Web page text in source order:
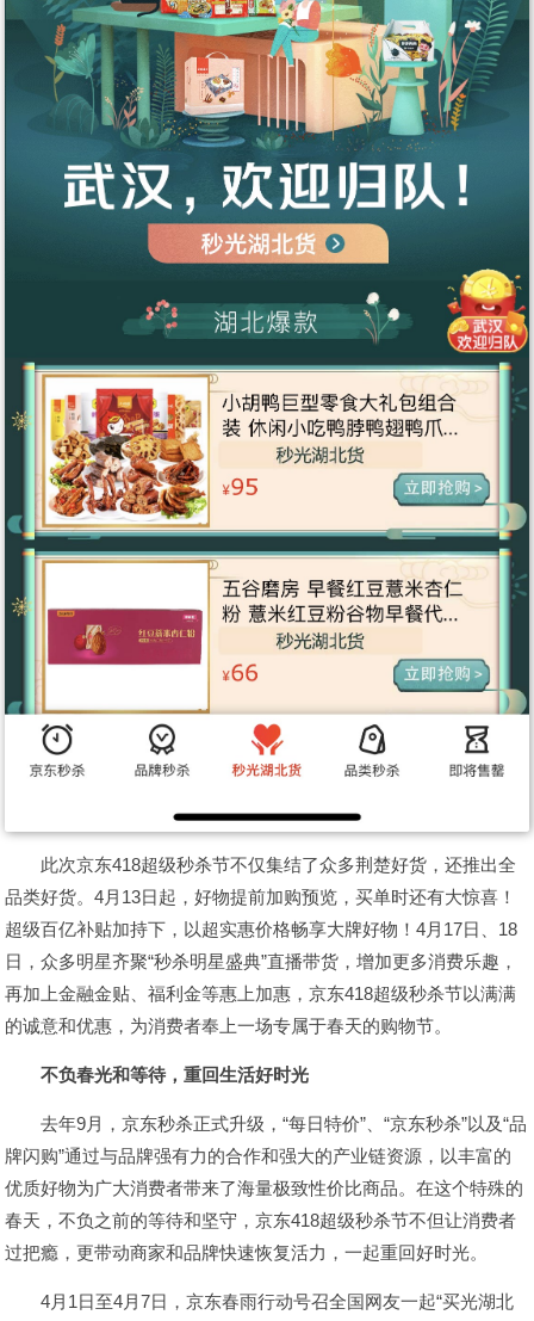
此次京东418超级秒杀节不仅集结了众多荆楚好货，还推出全
品类好货。4月13日起，好物提前加购预览，买单时还有大惊喜！
超级百亿补贴加持下，以超实惠价格畅享大牌好物！4月17日、18
日，众多明星齐聚“秒杀明星盛典”直播带货，增加更多消费乐趣，
再加上金融金贴、福利金等惠上加惠，京东418超级秒杀节以满满
的诚意和优惠，为消费者奉上一场专属于春天的购物节。
不负春光和等待，重回生活好时光
去年9月，京东秒杀正式升级，“每日特价”、“京东秒杀”以及“品
牌闪购”通过与品牌强有力的合作和强大的产业链资源，以丰富的
优质好物为广大消费者带来了海量极致性价比商品。在这个特殊的
春天，不负之前的等待和坚守，京东418超级秒杀节不但让消费者
过把瘾，更带动商家和品牌快速恢复活力，一起重回好时光。
4月1日至4月7日，京东春雨行动号召全国网友一起“买光湖北